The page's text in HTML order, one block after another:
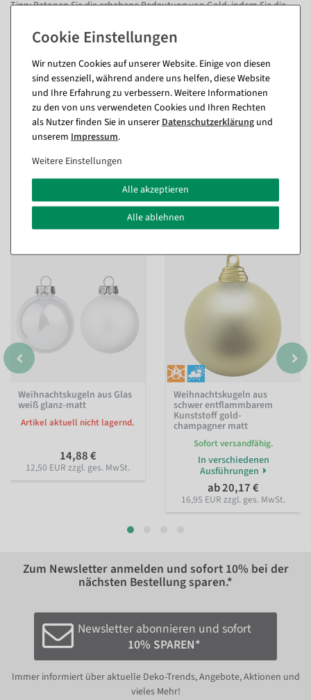
Tipp: Betonen Sie die erhabene Bedeutung von Gold, indem Sie die
anbringen, als Decken- oder Fensterschmuck in luftiger Höhe. Dazu
noch eine Sternkette, eine Lametta-Girlande oder ein Lametta-
Vorhang in Gold – Rapunzel, lass dein Haar zum Weihnachtsfest
herunter!
Wie viele Weihnachtskugeln brauche ich für welchen Baum?
Fragen zum Artikel
Passende Artikel zu diesem Produkt
(8)
Weihnachtskugeln aus Glas
weiß glanz-matt
Artikel aktuell nicht lagernd.
14,88 €
12,50 EUR zzgl. ges. MwSt.
Weihnachtskugeln aus
schwer entflammbarem
Kunststoff gold-
champagner matt
Sofort versandfähig.
In verschiedenen
Ausführungen
ab 20,17 €
16,95 EUR zzgl. ges. MwSt.
Zum Newsletter anmelden und sofort 10% bei der
nächsten Bestellung sparen.*
Newsletter abonnieren und sofort
10% SPAREN*
Immer informiert über aktuelle Deko-Trends, Angebote, Aktionen und
vieles Mehr!
Wir nutzen Cookies auf unserer Website. Einige von diesen
sind essenziell, während andere uns helfen, diese Website
und Ihre Erfahrung zu verbessern. Weitere Informationen
zu den von uns verwendeten Cookies und Ihren Rechten
als Nutzer finden Sie in unsererDaten­schutz­erklärung und
unserem Impressum.
Weitere Einstellungen
Alle akzeptieren
Alle ablehnen